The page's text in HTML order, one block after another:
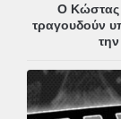
Ο Κώστας
τραγουδούν